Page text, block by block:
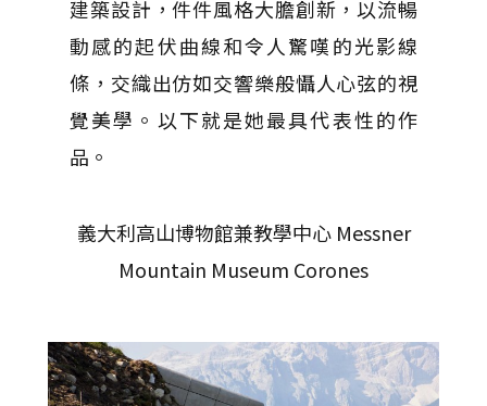
建築設計，件件風格大膽創新，以流暢
動感的起伏曲線和令人驚嘆的光影線
條，交織出仿如交響樂般懾人心弦的視
覺美學。以下就是她最具代表性的作
品。
義大利高山博物館兼教學中心 Messner
Mountain Museum Corones